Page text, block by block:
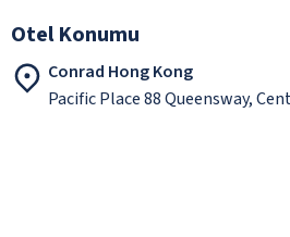
Otel Konumu
Conrad Hong Kong
Pacific Place 88 Queensway,